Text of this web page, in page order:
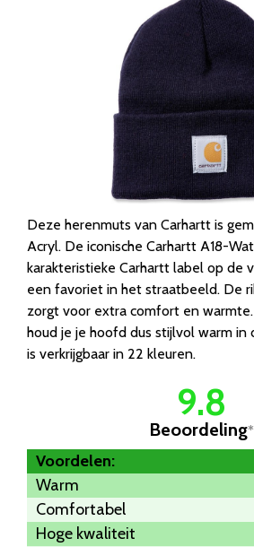
Deze herenmuts van Carhartt is
Acryl. De iconische Carhartt A18-
karakteristieke Carhartt label op de
een favoriet in het straatbeeld. De
zorgt voor extra comfort en
houd je je hoofd dus stijlvol warm in
is verkrijgbaar in 22 kleuren.
9.8
Beoordeling*
Voordelen:
Warm
Comfortabel
Hoge kwaliteit